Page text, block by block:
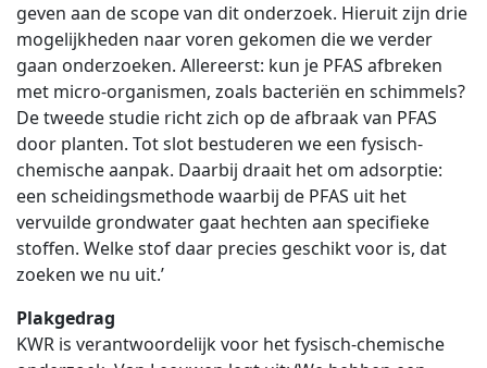
geven aan de scope van dit onderzoek. Hieruit zijn drie
mogelijkheden naar voren gekomen die we verder
gaan onderzoeken. Allereerst: kun je PFAS afbreken
met micro-organismen, zoals bacteriën en schimmels?
De tweede studie richt zich op de afbraak van PFAS
door planten. Tot slot bestuderen we een fysisch-
chemische aanpak. Daarbij draait het om adsorptie:
een scheidingsmethode waarbij de PFAS uit het
vervuilde grondwater gaat hechten aan specifieke
stoffen. Welke stof daar precies geschikt voor is, dat
zoeken we nu uit.’
Plakgedrag
KWR is verantwoordelijk voor het fysisch-chemische